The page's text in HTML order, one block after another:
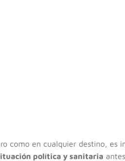
como en cualquier destino, es
política y sanitaria